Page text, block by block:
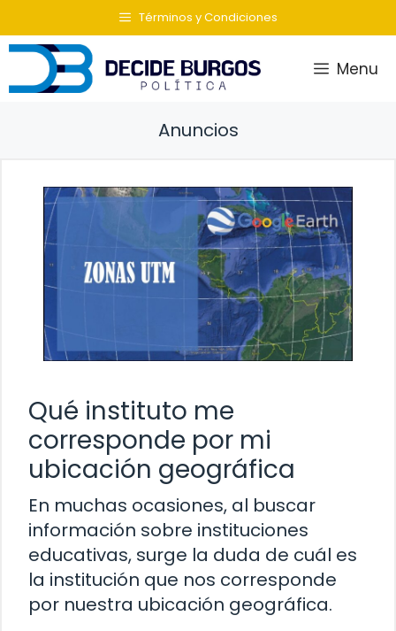
al
contenido
Términos y Condiciones
Menu
Anuncios
Qué instituto me
corresponde por mi
ubicación geográfica
En muchas ocasiones, al buscar
información sobre instituciones
educativas, surge la duda de cuál es
la institución que nos corresponde
por nuestra ubicación geográfica.